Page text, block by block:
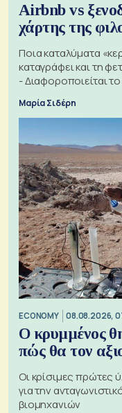
Airbnb vs
χάρτης της
Ποια καταλύματα
καταγράφει και τη
- Διαφοροποιείται
Μαρία Σιδέρη
ECONOMY 08.08.2026,
Ο κρυμμένος
πώς θα τον
Οι κρίσιμες πρώτες
για την
βιομηχανιών